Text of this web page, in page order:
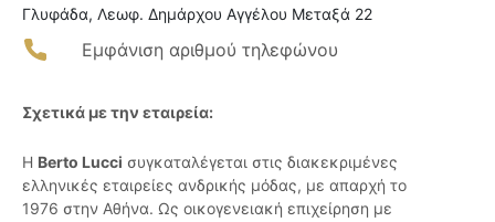
Γλυφάδα, Λεωφ. Δημάρχου Αγγέλου Μεταξά 22
Εμφάνιση αριθμού τηλεφώνου
Σχετικά με την εταιρεία:
Η Berto Lucci συγκαταλέγεται στις διακεκριμένες
ελληνικές εταιρείες ανδρικής μόδας, με απαρχή το
1976 στην Αθήνα. Ως οικογενειακή επιχείρηση με